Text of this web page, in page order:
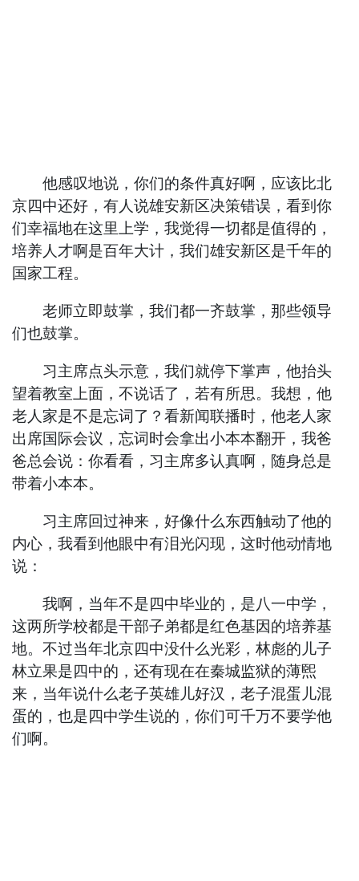
他感叹地说，你们的条件真好啊，应该比北
京四中还好，有人说雄安新区决策错误，看到你
们幸福地在这里上学，我觉得一切都是值得的，
培养人才啊是百年大计，我们雄安新区是千年的
国家工程。
老师立即鼓掌，我们都一齐鼓掌，那些领导
们也鼓掌。
习主席点头示意，我们就停下掌声，他抬头
望着教室上面，不说话了，若有所思。我想，他
老人家是不是忘词了？看新闻联播时，他老人家
出席国际会议，忘词时会拿出小本本翻开，我爸
爸总会说：你看看，习主席多认真啊，随身总是
带着小本本。
习主席回过神来，好像什么东西触动了他的
内心，我看到他眼中有泪光闪现，这时他动情地
说：
我啊，当年不是四中毕业的，是八一中学，
这两所学校都是干部子弟都是红色基因的培养基
地。不过当年北京四中没什么光彩，林彪的儿子
林立果是四中的，还有现在在秦城监狱的薄煕
来，当年说什么老子英雄儿好汉，老子混蛋儿混
蛋的，也是四中学生说的，你们可千万不要学他
们啊。